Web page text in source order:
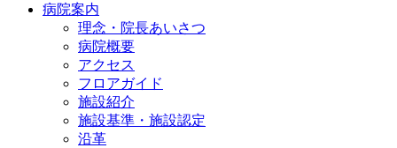
病院案内
理念・院長あいさつ
病院概要
アクセス
フロアガイド
施設紹介
施設基準・施設認定
沿革